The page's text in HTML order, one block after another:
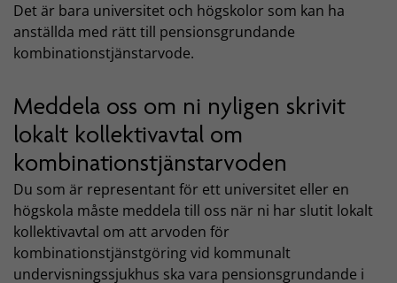
Det är bara universitet och högskolor som kan ha
anställda med rätt till pensionsgrundande
kombinationstjänstarvode.
Meddela oss om ni nyligen skrivit
lokalt kollektivavtal om
kombinationstjänstarvoden
Du som är representant för ett universitet eller en
högskola måste meddela till oss när ni har slutit lokalt
kollektivavtal om att arvoden för
kombinationstjänstgöring vid kommunalt
undervisningssjukhus ska vara pensionsgrundande i